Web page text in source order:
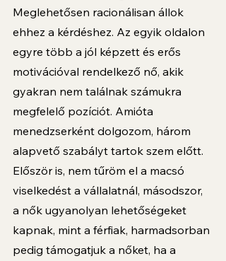
Meglehetősen racionálisan állok
ehhez a kérdéshez. Az egyik oldalon
egyre több a jól képzett és erős
motivációval rendelkező nő, akik
gyakran nem találnak számukra
megfelelő pozíciót. Amióta
menedzserként dolgozom, három
alapvető szabályt tartok szem előtt.
Először is, nem tűröm el a macsó
viselkedést a vállalatnál, másodszor,
a nők ugyanolyan lehetőségeket
kapnak, mint a férfiak, harmadsorban
pedig támogatjuk a nőket, ha a